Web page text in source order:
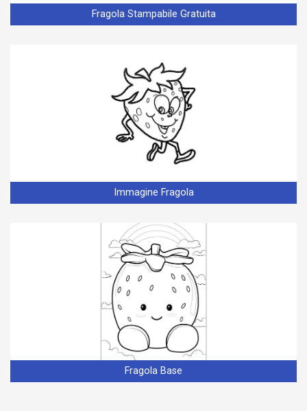
Fragola Stampabile Gratuita
Immagine Fragola
Fragola Base